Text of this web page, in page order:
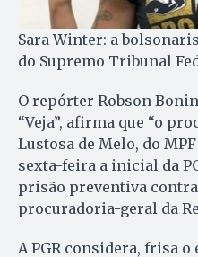
Sara Winter: a
do Supremo Tribunal
O repórter Robson
“Veja”, afirma que “o
Lustosa de Melo, do
sexta-feira a inicial da
prisão preventiva
procuradoria-geral da
A PGR considera, frisa o